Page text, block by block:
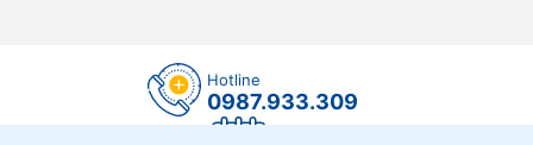
Hotline
0987.933.309